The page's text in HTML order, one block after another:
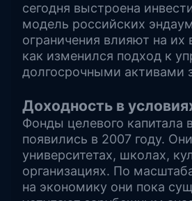
сегодня выстроена
модель российских
ограничения влияют на
как изменился подход к
долгосрочными активами
Доходность в
Фонды целевого капитала
появились в 2007 году.
университетах, школах,
организациях. По
на экономику они пока